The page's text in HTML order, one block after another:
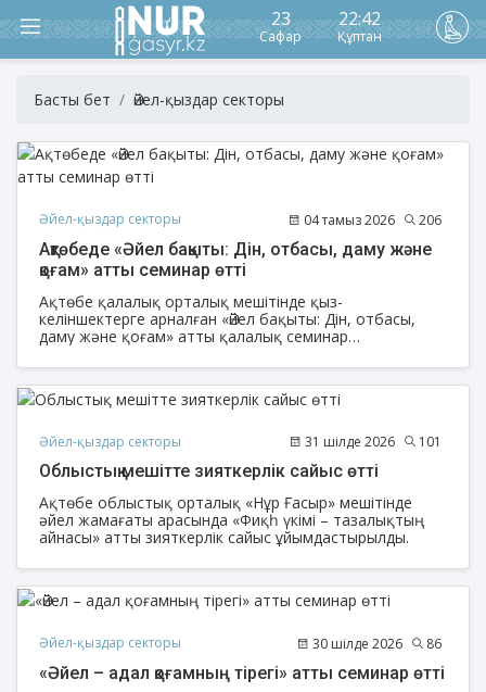
23
Сафар
22:42
Құптан
Басты бет Әйел-қыздар секторы
Әйел-қыздар секторы 04 тамыз 2026 206
Ақтөбеде «Әйел бақыты: Дін, отбасы, даму және
қоғам» атты семинар өтті
Ақтөбе қалалық орталық мешітінде қыз-
келіншектерге арналған «Әйел бақыты: Дін, отбасы,
даму және қоғам» атты қалалық семинар
Қойшығұлованың бастамасымен өткен рухани-
танымдық шараға қала мешіттерінен 60-тан астам
қыз-келіншек қатысты.
Әйел-қыздар секторы 31 шілде 2026 101
Облыстық мешітте зияткерлік сайыс өтті
Ақтөбе облыстық орталық «Нұр Ғасыр» мешітінде
әйел жамағаты арасында «Фиқһ үкімі – тазалықтың
айнасы» атты зияткерлік сайыс ұйымдастырылды.
Әйел-қыздар секторы 30 шілде 2026 86
«Әйел – адал қоғамның тірегі» атты семинар өтті